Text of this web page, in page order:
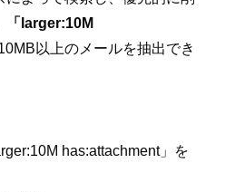
「larger:10M
以上のメールを抽出でき
has:attachment」を